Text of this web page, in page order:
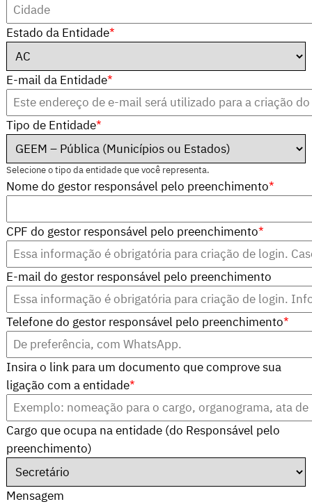
Estado da Entidade*
E-mail da Entidade*
Tipo de Entidade*
Selecione o tipo da entidade que você representa.
Nome do gestor responsável pelo preenchimento*
CPF do gestor responsável pelo preenchimento*
E-mail do gestor responsável pelo preenchimento
Telefone do gestor responsável pelo preenchimento*
Insira o link para um documento que comprove sua
ligação com a entidade*
Cargo que ocupa na entidade (do Responsável pelo
preenchimento)
Mensagem